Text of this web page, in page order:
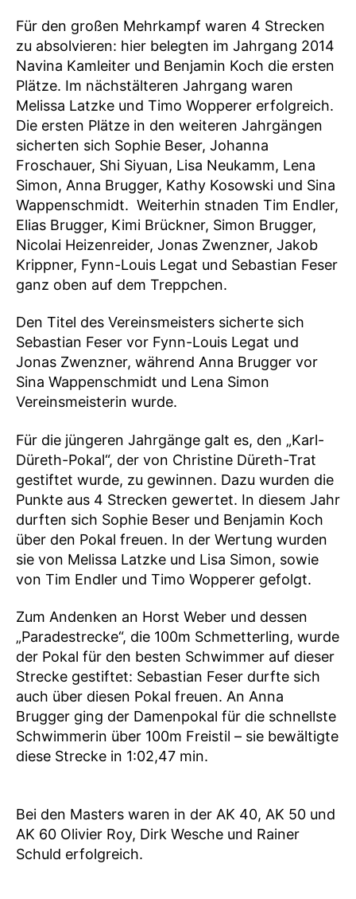
Für den großen Mehrkampf waren 4 Strecken
zu absolvieren: hier belegten im Jahrgang 2014
Navina Kamleiter und Benjamin Koch die ersten
Plätze. Im nächstälteren Jahrgang waren
Melissa Latzke und Timo Wopperer erfolgreich.
Die ersten Plätze in den weiteren Jahrgängen
sicherten sich Sophie Beser, Johanna
Froschauer, Shi Siyuan, Lisa Neukamm, Lena
Simon, Anna Brugger, Kathy Kosowski und Sina
Wappenschmidt. Weiterhin stnaden Tim Endler,
Elias Brugger, Kimi Brückner, Simon Brugger,
Nicolai Heizenreider, Jonas Zwenzner, Jakob
Krippner, Fynn-Louis Legat und Sebastian Feser
ganz oben auf dem Treppchen.
Den Titel des Vereinsmeisters sicherte sich
Sebastian Feser vor Fynn-Louis Legat und
Jonas Zwenzner, während Anna Brugger vor
Sina Wappenschmidt und Lena Simon
Vereinsmeisterin wurde.
Für die jüngeren Jahrgänge galt es, den „Karl-
Düreth-Pokal“, der von Christine Düreth-Trat
gestiftet wurde, zu gewinnen. Dazu wurden die
Punkte aus 4 Strecken gewertet. In diesem Jahr
durften sich Sophie Beser und Benjamin Koch
über den Pokal freuen. In der Wertung wurden
sie von Melissa Latzke und Lisa Simon, sowie
von Tim Endler und Timo Wopperer gefolgt.
Zum Andenken an Horst Weber und dessen
„Paradestrecke“, die 100m Schmetterling, wurde
der Pokal für den besten Schwimmer auf dieser
Strecke gestiftet: Sebastian Feser durfte sich
auch über diesen Pokal freuen. An Anna
Brugger ging der Damenpokal für die schnellste
Schwimmerin über 100m Freistil – sie bewältigte
diese Strecke in 1:02,47 min.
Bei den Masters waren in der AK 40, AK 50 und
AK 60 Olivier Roy, Dirk Wesche und Rainer
Schuld erfolgreich.